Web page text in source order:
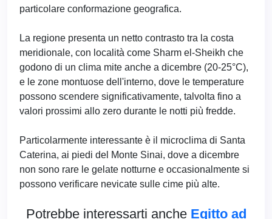
particolare conformazione geografica.
La regione presenta un netto contrasto tra la costa
meridionale, con località come Sharm el-Sheikh che
godono di un clima mite anche a dicembre (20-25°C),
e le zone montuose dell'interno, dove le temperature
possono scendere significativamente, talvolta fino a
valori prossimi allo zero durante le notti più fredde.
Particolarmente interessante è il microclima di Santa
Caterina, ai piedi del Monte Sinai, dove a dicembre
non sono rare le gelate notturne e occasionalmente si
possono verificare nevicate sulle cime più alte.
Potrebbe interessarti anche Egitto ad